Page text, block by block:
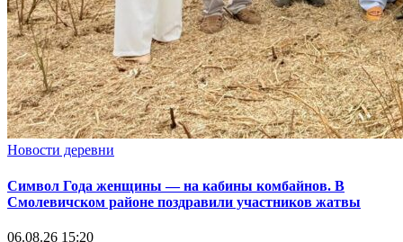
Новости деревни
Символ Года женщины — на кабины комбайнов. В
Смолевичском районе поздравили участников жатвы
06.08.26 15:20